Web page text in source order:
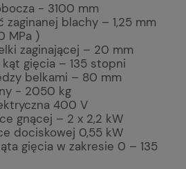
- 3100 mm
zaginanej blachy – 1,25 mm
MPa )
zaginającej – 20 mm
gięcia – 135 stopni
belkami – 80 mm
- 2050 kg
400 V
gnącej – 2 x 2,2 kW
dociskowej 0,55 kW
gięcia w zakresie 0 – 135